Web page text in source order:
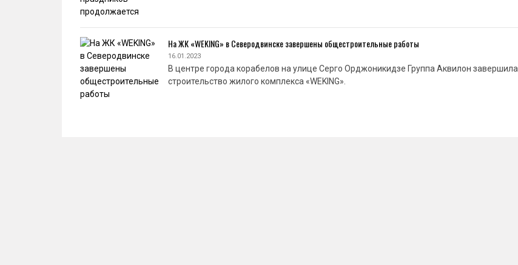
На ЖК «WEKING» в Северодвинске завершены общестроительные работы
16.01.2023
В центре города корабелов на улице Серго Орджоникидзе Группа Аквилон завершила
строительство жилого комплекса «WEKING».